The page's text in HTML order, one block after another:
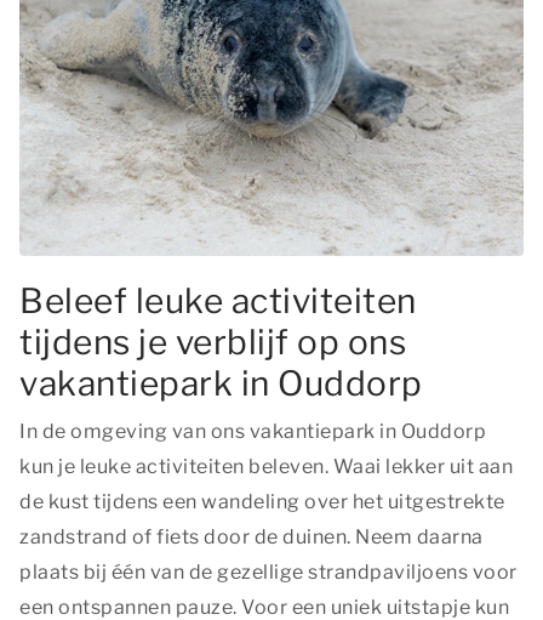
Beleef leuke activiteiten
tijdens je verblijf op ons
vakantiepark in Ouddorp
In de omgeving van ons vakantiepark in Ouddorp
kun je leuke activiteiten beleven. Waai lekker uit aan
de kust tijdens een wandeling over het uitgestrekte
zandstrand of fiets door de duinen. Neem daarna
plaats bij één van de gezellige strandpaviljoens voor
een ontspannen pauze. Voor een uniek uitstapje kun